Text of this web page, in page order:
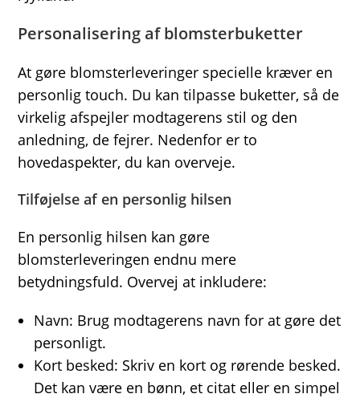
Personalisering af blomsterbuketter
At gøre blomsterleveringer specielle kræver en
personlig touch. Du kan tilpasse buketter, så de
virkelig afspejler modtagerens stil og den
anledning, de fejrer. Nedenfor er to
hovedaspekter, du kan overveje.
Tilføjelse af en personlig hilsen
En personlig hilsen kan gøre
blomsterleveringen endnu mere
betydningsfuld. Overvej at inkludere:
Navn: Brug modtagerens navn for at gøre det
personligt.
Kort besked: Skriv en kort og rørende besked.
Det kan være en bønn, et citat eller en simpel